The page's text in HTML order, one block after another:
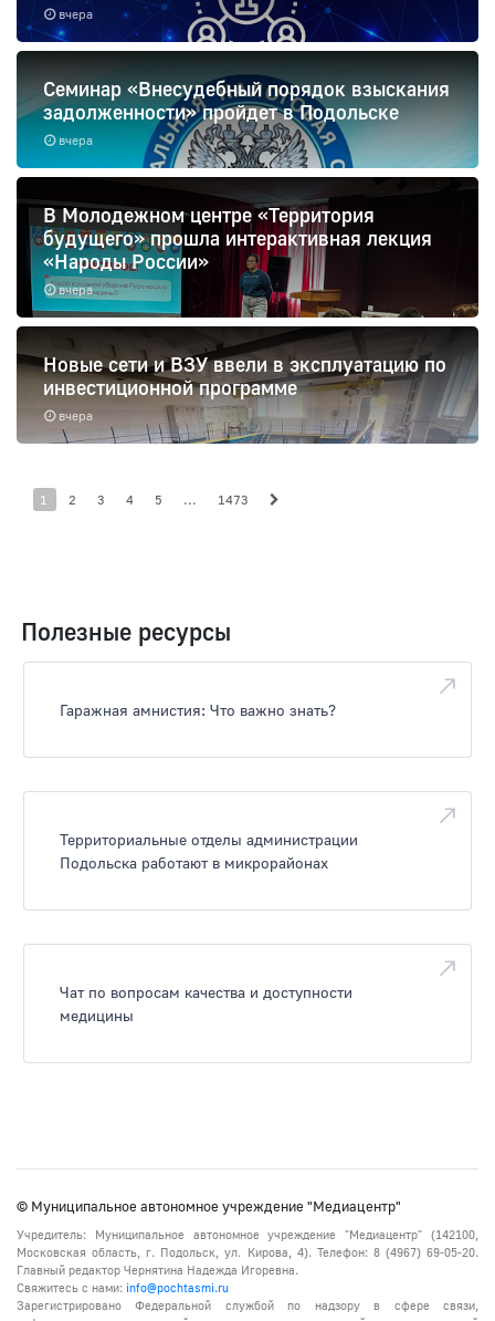
вчера
вчера
Семинар «Внесудебный порядок взыскания
задолженности» пройдет в Подольске
вчера
В Молодежном центре «Территория
будущего» прошла интерактивная лекция
«Народы России»
вчера
Новые сети и ВЗУ ввели в эксплуатацию по
инвестиционной программе
1 2 3 4 5 ... 1473
Полезные ресурсы
Гаражная амнистия: Что важно знать?
Территориальные отделы администрации
Подольска работают в микрорайонах
Чат по вопросам качества и доступности
медицины
© Муниципальное автономное учреждение "Медиацентр"
Учредитель: Муниципальное автономное учреждение "Медиацентр" (142100,
Московская область, г. Подольск, ул. Кирова, 4). Телефон: 8 (4967) 69-05-20.
Главный редактор Чернятина Надежда Игоревна.
Свяжитесь с нами: info@pochtasmi.ru
Зарегистрировано Федеральной службой по надзору в сфере связи,